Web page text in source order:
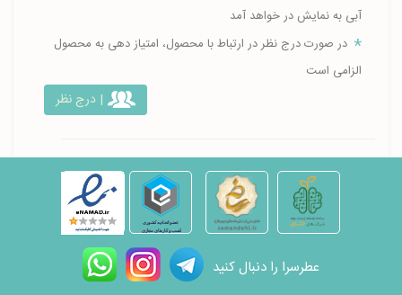
آبی به نمایش در خواهد آمد
در صورت درج نظر در ارتباط با محصول، امتیاز دهی به محصول
الزامی است
| درج نظر
عطرسرا را دنبال کنید